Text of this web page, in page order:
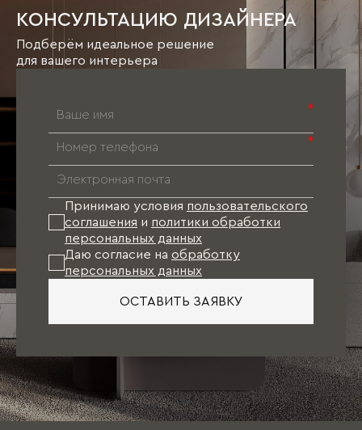
КОНСУЛЬТАЦИЮ ДИЗАЙНЕРА
Подберём идеальное решение
для вашего интерьера
*
*
Принимаю условия пользовательского
соглашения и политики обработки
персональных данных
Даю согласие на обработку
персональных данных
ОСТАВИТЬ ЗАЯВКУ